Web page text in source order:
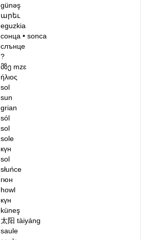
günəş
արեւ
eguzkia
сонца• sonca
слънце
?
მზე mzɛ
ήλιος
sol
sun
grian
sól
sol
sole
күн
sol
słuńce
гюн
howl
күн
küneş
太阳tàiyáng
saule